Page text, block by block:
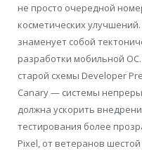
не просто очередной
косметических
знаменует собой
разработки мобильной
старой схемы Developer
Canary — системы
должна ускорить
тестирования более
Pixel, от ветеранов